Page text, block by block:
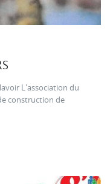
L'association du
construction de